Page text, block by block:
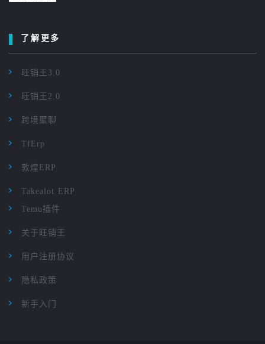
了解更多
旺销王3.0
旺销王2.0
跨境聚聊
TfErp
敦煌ERP
Takealot ERP
Temu插件
关于旺销王
用户注册协议
隐私政策
新手入门